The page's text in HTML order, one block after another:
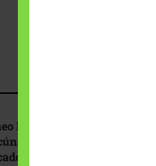
Internacional de Pesca
Navegando hacia nuevos